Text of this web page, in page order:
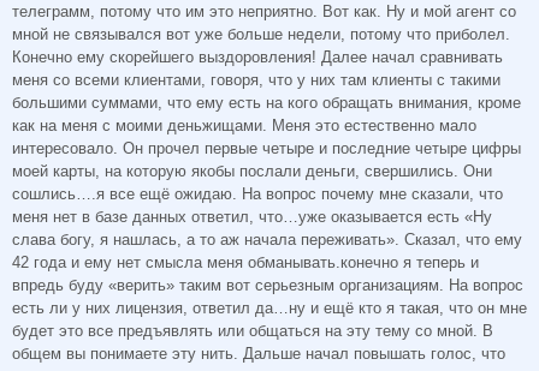
телеграмм, потому что им это неприятно. Вот как. Ну и мой агент со
мной не связывался вот уже больше недели, потому что приболел.
Конечно ему скорейшего выздоровления! Далее начал сравнивать
меня со всеми клиентами, говоря, что у них там клиенты с такими
большими суммами, что ему есть на кого обращать внимания, кроме
как на меня с моими деньжищами. Меня это естественно мало
интересовало. Он прочел первые четыре и последние четыре цифры
моей карты, на которую якобы послали деньги, свершились. Они
сошлись….я все ещё ожидаю. На вопрос почему мне сказали, что
меня нет в базе данных ответил, что…уже оказывается есть «Ну
слава богу, я нашлась, а то аж начала переживать». Сказал, что ему
42 года и ему нет смысла меня обманывать.конечно я теперь и
впредь буду «верить» таким вот серьезным организациям. На вопрос
есть ли у них лицензия, ответил да…ну и ещё кто я такая, что он мне
будет это все предъявлять или общаться на эту тему со мной. В
общем вы понимаете эту нить. Дальше начал повышать голос, что